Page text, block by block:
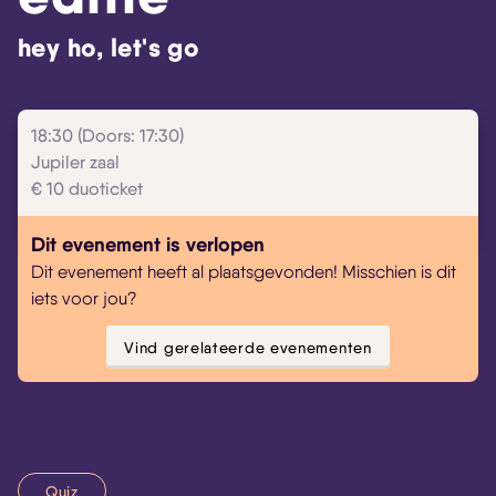
hey ho, let's go
18:30 (Doors: 17:30)
Jupiler zaal
€ 10 duoticket
Dit evenement is verlopen
Dit evenement heeft al plaatsgevonden! Misschien is dit
iets voor jou?
Vind gerelateerde evenementen
Quiz